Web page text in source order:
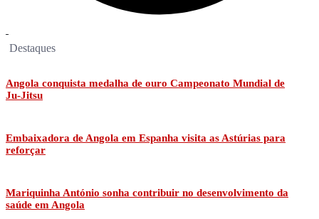
Destaques
Angola conquista medalha de ouro Campeonato Mundial de
Ju-Jitsu
Embaixadora de Angola em Espanha visita as Astúrias para
reforçar
Mariquinha António sonha contribuir no desenvolvimento da
saúde em Angola